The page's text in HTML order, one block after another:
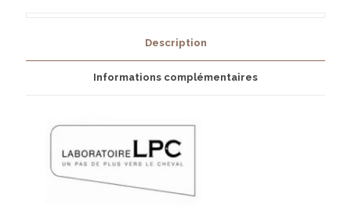
Description
Informations complémentaires